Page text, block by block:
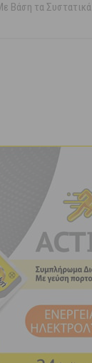
Βάση τα Συστατικά